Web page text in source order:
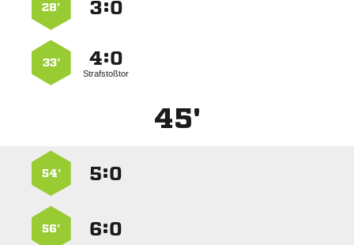
:
28’
:
Strafstoßtor
33’
45'
:
54’
:
56’